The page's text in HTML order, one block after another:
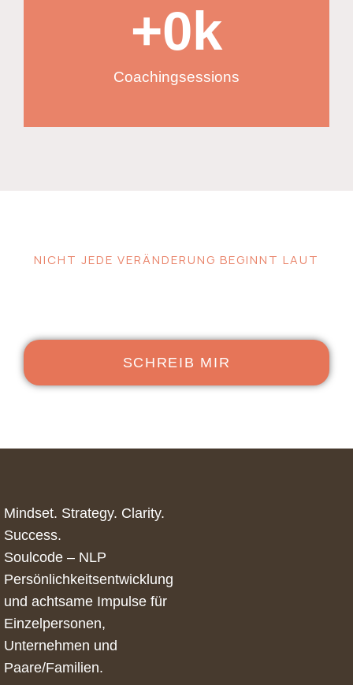
Coachingsessions
+0k
NICHT JEDE VERÄNDERUNG BEGINNT LAUT
SCHREIB MIR
Mindset. Strategy. Clarity.
Success.
Soulcode – NLP
Persönlichkeitsentwicklung
und achtsame Impulse für
Einzelpersonen,
Unternehmen und
Paare/Familien.